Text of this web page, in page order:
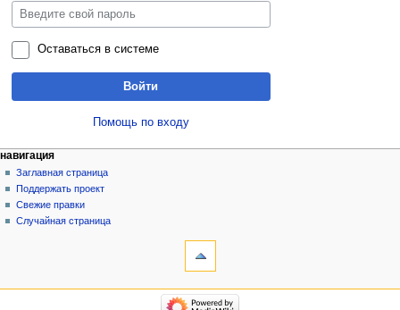
Оставаться в системе
Войти
Помощь по входу
навигация
Заглавная страница
Поддержать проект
Свежие правки
Случайная страница